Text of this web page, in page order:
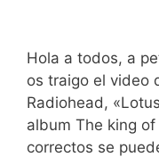
Hola a todos, a
os traigo el video
Radiohead,
album The king
correctos se